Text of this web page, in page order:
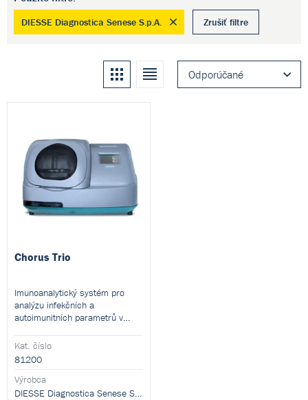
DIESSE Diagnostica Senese S.p.A. Zrušiť filtre
Odporúčané
Kachle Zoznam
Chorus Trio
Imunoanalytický systém pro
analýzu infekčních a
autoimunitních parametrů v
Kat. číslo
81200
Výrobca
DIESSE Diagnostica Senese S.p.A.